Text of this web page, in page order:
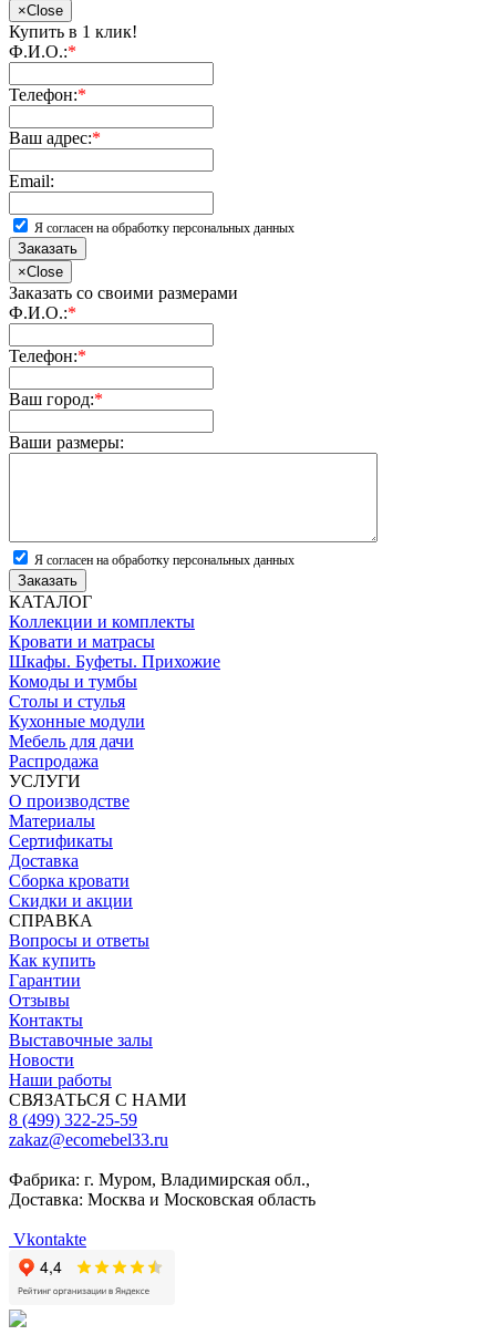
×Close
Купить в 1 клик!
Ф.И.О.:*
Телефон:*
Ваш адрес:*
Email:
Я согласен на обработку персональных данных
Заказать
×Close
Заказать со своими размерами
Ф.И.О.:*
Телефон:*
Ваш город:*
Ваши размеры:
Я согласен на обработку персональных данных
Заказать
КАТАЛОГ
Коллекции и комплекты
Кровати и матрасы
Шкафы. Буфеты. Прихожие
Комоды и тумбы
Столы и стулья
Кухонные модули
Мебель для дачи
Распродажа
УСЛУГИ
О производстве
Материалы
Сертификаты
Доставка
Сборка кровати
Скидки и акции
СПРАВКА
Вопросы и ответы
Как купить
Гарантии
Отзывы
Контакты
Выставочные залы
Новости
Наши работы
СВЯЗАТЬСЯ С НАМИ
8 (499) 322-25-59
zakaz@ecomebel33.ru
Фабрика: г. Муром, Владимирская обл.,
Доставка: Москва и Московская область
Vkontakte